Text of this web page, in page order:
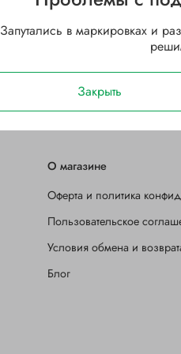
Открытый
О магазине
Оферта и политика
Пользовательское
Условия обмена и
Блог
Запутались в маркировках и
Закрыть